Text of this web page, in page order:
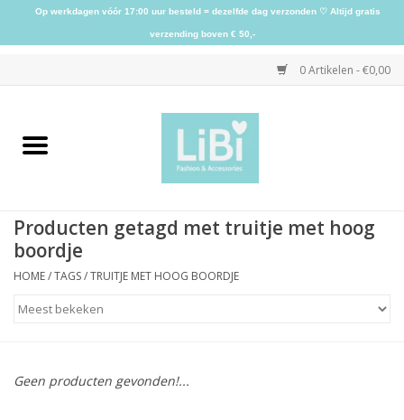
0 Artikelen - €0,00
Home
Kleding
Accessoires
Producten getagd met truitje met hoog
boordje
HOME/TAGS/TRUITJE MET HOOG BOORDJE
Geen producten gevonden!...
Op werkdagen vóór 17:00 uur besteld = dezelfde dag verzonden ♡ Altijd gratis
verzending boven € 50,-